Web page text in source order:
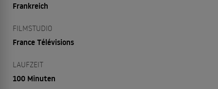
Frankreich
FILMSTUDIO
France Télévisions
LAUFZEIT
100 Minuten